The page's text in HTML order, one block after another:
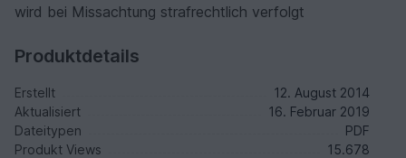
wird bei Missachtung strafrechtlich verfolgt
Produktdetails
Erstellt
12. August 2014
Aktualisiert
16. Februar 2019
Dateitypen
PDF
Produkt Views
15.678